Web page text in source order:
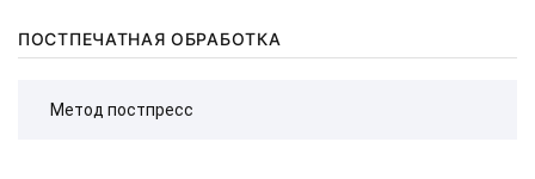
ПОСТПЕЧАТНАЯ ОБРАБОТКА